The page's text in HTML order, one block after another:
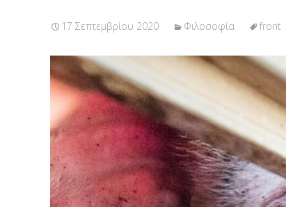
17 Σεπτεμβρίου 2020 Φιλοσοφία front